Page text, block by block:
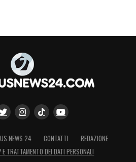
NEWS 24 CONTATTI
REDAZIONE
TRATTAMENTO DEI DATI PERSONALI